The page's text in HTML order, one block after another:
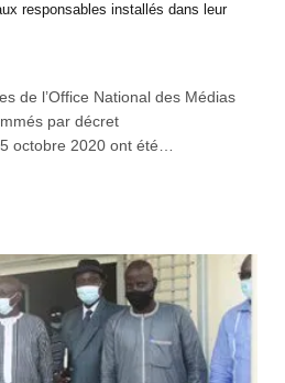
responsables installés dans leur
de l’Office National des Médias
par décret
octobre 2020 ont été…